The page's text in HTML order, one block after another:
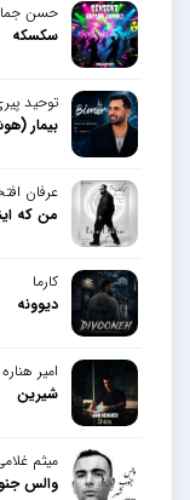
حسن
سکسکه
توحید
بیمار
عرفان
من که
کارما
دیوونه
امیر هناره
شیرین
میثم
والس